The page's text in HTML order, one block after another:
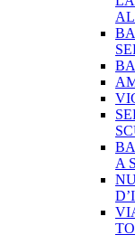
A